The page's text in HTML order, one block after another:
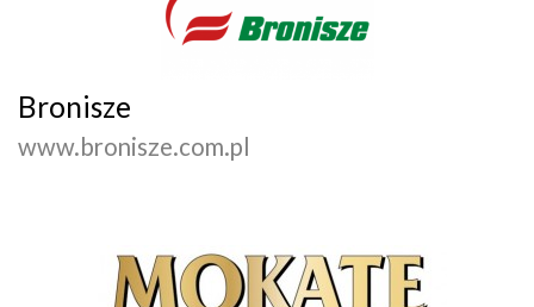
Bronisze
www.bronisze.com.pl